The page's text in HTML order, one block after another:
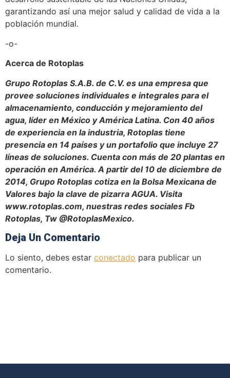
garantizando así una mejor salud y calidad de vida a la
población mundial.
-o-
Acerca de Rotoplas
Grupo Rotoplas S.A.B. de C.V. es una empresa que
provee soluciones individuales e integrales para el
almacenamiento, conducción y mejoramiento del
agua, líder en México y América Latina. Con 40 años
de experiencia en la industria, Rotoplas tiene
presencia en 14 países y un portafolio que incluye 27
líneas de soluciones. Cuenta con más de 20 plantas en
operación en América. A partir del 10 de diciembre de
2014, Grupo Rotoplas cotiza en la Bolsa Mexicana de
Valores bajo la clave de pizarra AGUA. Visita
www.rotoplas.com, nuestras redes sociales Fb
Rotoplas, Tw @RotoplasMexico.
Deja Un Comentario
Lo siento, debes estar conectado para publicar un
comentario.